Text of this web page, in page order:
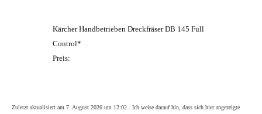
Kärcher Handbetrieben Dreckfräser DB 145 Full
Control*
Preis:
Zuletzt aktualisiert am 7. August 2026 um 12:02 . Ich weise darauf hin, dass sich hier angezeigte